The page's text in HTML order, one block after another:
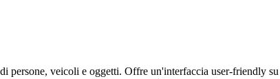
veicoli e oggetti. Offre un'interfaccia user-friendly